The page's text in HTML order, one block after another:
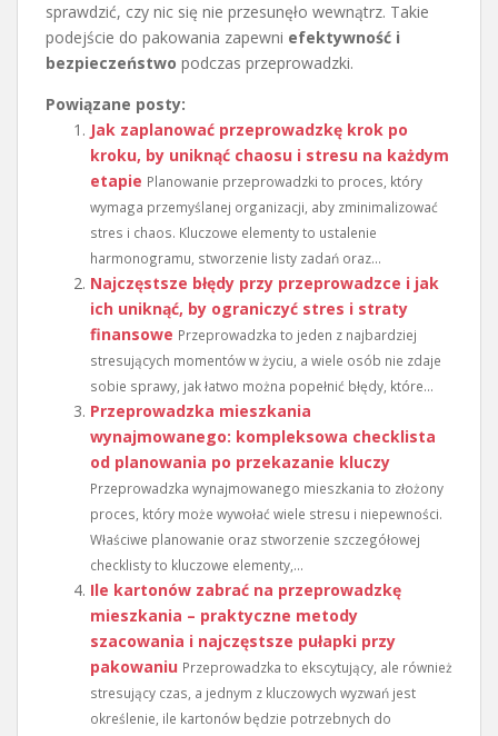
sprawdzić, czy nic się nie przesunęło wewnątrz. Takie
podejście do pakowania zapewni efektywność i
bezpieczeństwo podczas przeprowadzki.
Powiązane posty:
Jak zaplanować przeprowadzkę krok po
kroku, by uniknąć chaosu i stresu na każdym
etapie Planowanie przeprowadzki to proces, który
wymaga przemyślanej organizacji, aby zminimalizować
stres i chaos. Kluczowe elementy to ustalenie
harmonogramu, stworzenie listy zadań oraz...
Najczęstsze błędy przy przeprowadzce i jak
ich uniknąć, by ograniczyć stres i straty
finansowe Przeprowadzka to jeden z najbardziej
stresujących momentów w życiu, a wiele osób nie zdaje
sobie sprawy, jak łatwo można popełnić błędy, które...
Przeprowadzka mieszkania
wynajmowanego: kompleksowa checklista
od planowania po przekazanie kluczy
Przeprowadzka wynajmowanego mieszkania to złożony
proces, który może wywołać wiele stresu i niepewności.
Właściwe planowanie oraz stworzenie szczegółowej
checklisty to kluczowe elementy,...
Ile kartonów zabrać na przeprowadzkę
mieszkania – praktyczne metody
szacowania i najczęstsze pułapki przy
pakowaniu Przeprowadzka to ekscytujący, ale również
stresujący czas, a jednym z kluczowych wyzwań jest
określenie, ile kartonów będzie potrzebnych do